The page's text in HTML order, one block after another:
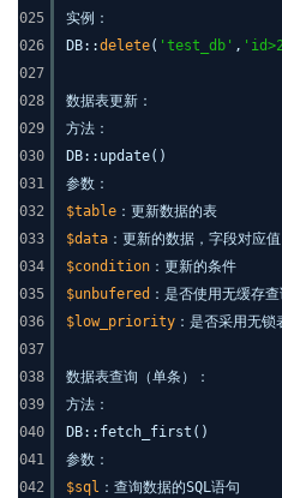
025
026
027
028
029
030
031
032
033
034
035
036
037
038
039
040
041
042
实例：
DB::delete( 'test_db' ,
数据表更新：
方法：
DB::update()
参数：
$table ：更新数据的表
$data ：更新的数据，字段对应值
$condition ：更新的条件
$unbufered ：是否使用无缓存查
$low_priority ：是否采用无锁
数据表查询（单条）：
方法：
DB::fetch_first()
参数：
$sql ：查询数据的SQL语句